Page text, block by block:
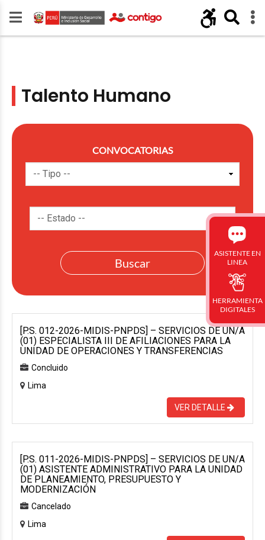
Talento Humano
CONVOCATORIAS
[P.S. 012-2026-MIDIS-PNPDS] – SERVICIOS DE UN/A
(01) ESPECIALISTA III DE AFILIACIONES PARA LA
UNIDAD DE OPERACIONES Y TRANSFERENCIAS
Concluido
Lima
VER DETALLE
[P.S. 011-2026-MIDIS-PNPDS] – SERVICIOS DE UN/A
(01) ASISTENTE ADMINISTRATIVO PARA LA UNIDAD
DE PLANEAMIENTO, PRESUPUESTO Y
MODERNIZACIÓN
Cancelado
Lima
ASISTENTE EN
LINEA
HERRAMIENTA
DIGITALES